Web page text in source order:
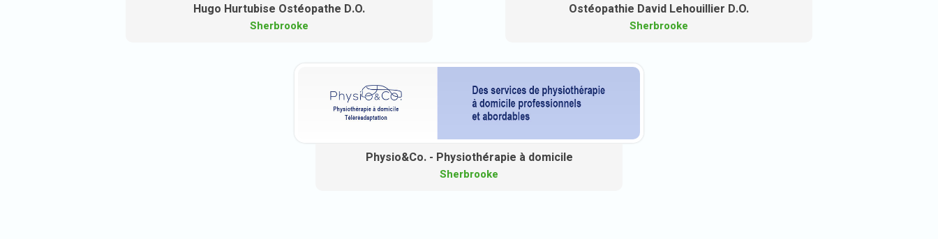
Hugo Hurtubise Ostéopathe D.O.
Sherbrooke
Ostéopathie David Lehouillier D.O.
Sherbrooke
Physio&Co. - Physiothérapie à domicile
Sherbrooke